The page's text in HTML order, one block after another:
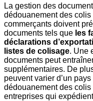
La gestion des
dédouanement des
commerçants doivent
documents tels que les
déclarations
listes de colisage. Une
documents peut
supplémentaires. De
peuvent varier d’un
dédouanement des
entreprises qui